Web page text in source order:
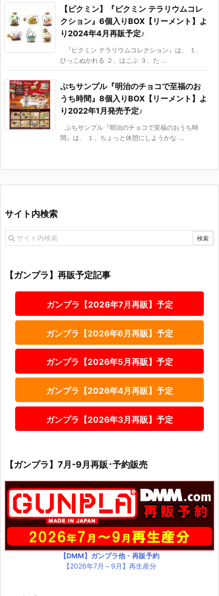
【ピクミン】『ピクミン テラリウムコレ
クション』6個入りBOX【リーメント】よ
り2024年4月再販予定♪
『ピクミン テラリウムコレクション』は、 １、
ひっこぬかれる ２、はこぶ ３、た ...
ぷちサンプル『明治のチョコで至福のお
うち時間』8個入りBOX【リーメント】よ
り2022年1月発売予定♪
ぷちサンプル『明治のチョコで至福のおうち時
間』は、 １、ちょっと休憩にしようかな ...
サイト内検索
【ガンプラ】再販予定記事
ガンプラ【2026年7月再販】予定
ガンプラ【2026年6月再販】予定
ガンプラ【2026年5月再販】予定
ガンプラ【2026年4月再販】予定
ガンプラ【2026年3月再販】予定
【ガンプラ】7月-9月再販･予約販売
【DMM】ガンプラ他・再販予約
【2026年7月～9月】再生産分